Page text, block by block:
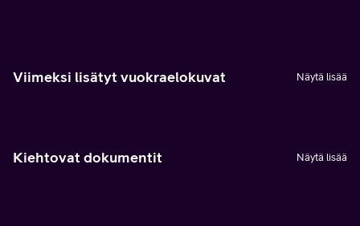
Viimeksi lisätyt vuokraelokuvat Näytä lisää
Kiehtovat dokumentit Näytä lisää